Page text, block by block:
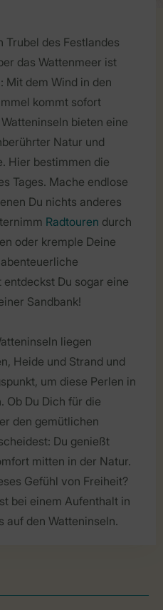
Trubel des Festlandes
das Wattenmeer ist
Mit dem Wind in den
kommt sofort
bieten eine
Natur und
Hier bestimmen die
Tages. Mache endlose
Du nichts anderes
Radtouren durch
oder kremple Deine
Du sogar eine
Sandbank!
liegen
Heide und Strand und
um diese Perlen in
Ob Du Dich für die
den gemütlichen
Du genießt
mitten in der Natur.
Gefühl von Freiheit?
bei einem Aufenthalt in
auf den Watteninseln.